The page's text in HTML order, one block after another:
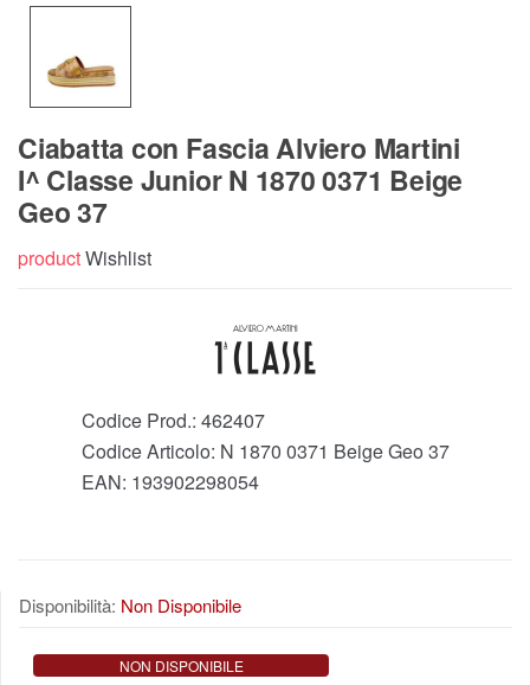
Ciabatta con Fascia Alviero Martini
I^ Classe Junior N 1870 0371 Beige
Geo 37
productWishlist
Codice Prod.: 462407
Codice Articolo: N 1870 0371 Beige Geo 37
EAN: 193902298054
Disponibilità: Non Disponibile
NON DISPONIBILE